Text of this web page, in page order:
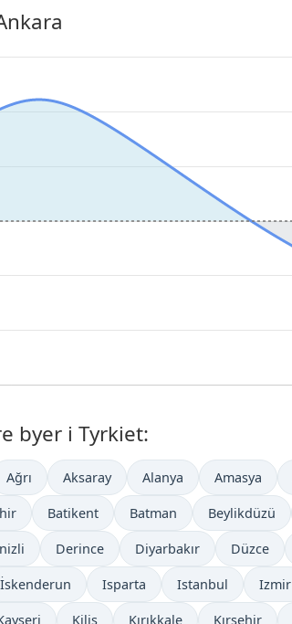
byer i Tyrkiet:
Ağrı Aksaray Alanya Amasya
Batikent Batman Beylikdüzü
Derince Diyarbakır Düzce
İskenderun Isparta Istanbul Izmir
Kilis Kırıkkale Kırşehir